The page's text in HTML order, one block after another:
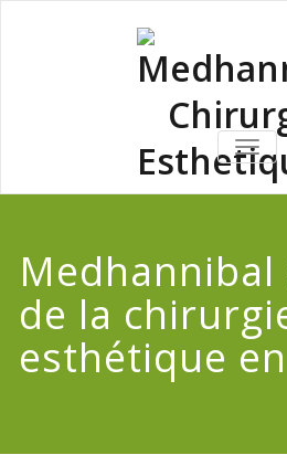
LA
Medhannibal
de la
esthétique